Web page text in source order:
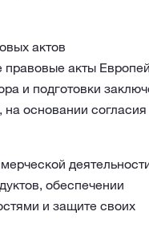
актов
правовые акты
и подготовки
основании согласия
обеспечении
и защите своих